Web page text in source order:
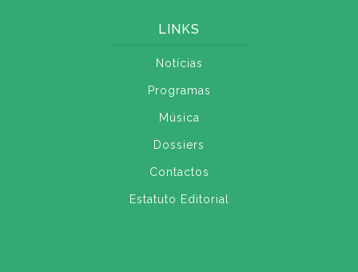
LINKS
Notícias
Programas
Música
Dossiers
Contactos
Estatuto Editorial